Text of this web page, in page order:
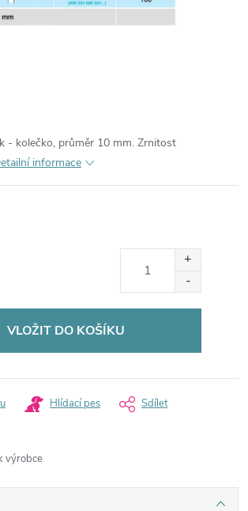
- kolečko, průměr 10 mm. Zrnitost
informace
VLOŽIT DO KOŠÍKU
Hlídací pes Sdílet
výrobce